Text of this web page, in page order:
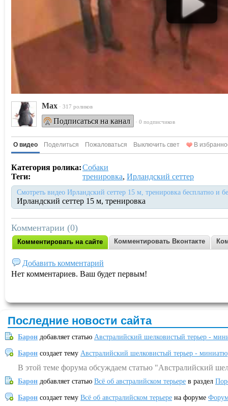
Max · 317 роликов
Подписаться на канал · 0 подписчиков
О видео Поделиться Пожаловаться Выключить свет В
Категория ролика:Собаки
Теги:
тренировка, Ирландский сеттер
Смотреть видео Ирландский сеттер 15 м, тренировка бесплатно и
Ирландский сеттер 15 м, тренировка
Комментарии (0)
Комментировать на сайте Комментировать Вконтакте
Добавить комментарий
Нет комментариев. Ваш будет первым!
Последние новости сайта
Барон добавляет статью Австралийский шелковистый терьер -
Барон создает тему Австралийский шелковистый терьер -
В этой теме форума обсуждаем статью "Австралийский
Барон добавляет статью Всё об австралийском терьере в раздел
Барон создает тему Всё об австралийском терьере на форуме